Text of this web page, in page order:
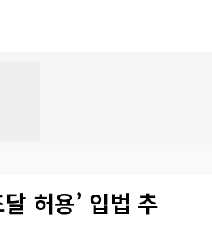
허용’ 입법 추